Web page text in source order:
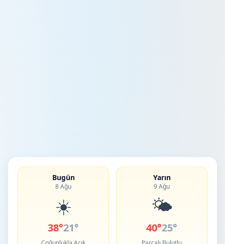
Bugün
8 Ağu
☀️
38°21°
Yarın
9 Ağu
🌤️
40°25°